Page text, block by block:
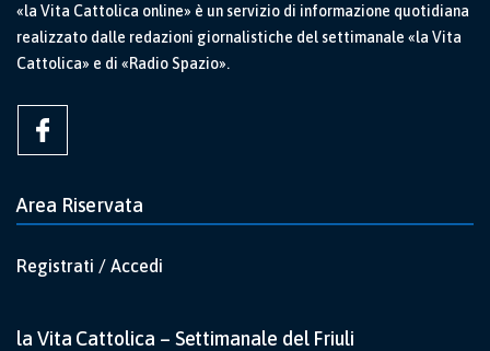
«la Vita Cattolica online» è un servizio di informazione quotidiana
realizzato dalle redazioni giornalistiche del settimanale «la Vita
Cattolica» e di «Radio Spazio».
Area Riservata
Registrati / Accedi
la Vita Cattolica – Settimanale del Friuli